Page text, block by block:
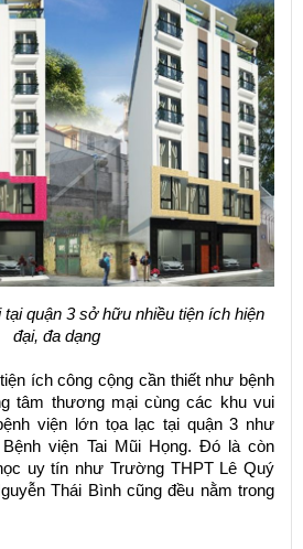
quận 3 sở hữu nhiều tiện ích hiện
đại, đa dạng
ích công cộng cần thiết như bệnh
tâm thương mại cùng các khu vui
viện lớn tọa lạc tại quận 3 như
viện Tai Mũi Họng. Đó là còn
uy tín như Trường THPT Lê Quý
Thái Bình cũng đều nằm trong